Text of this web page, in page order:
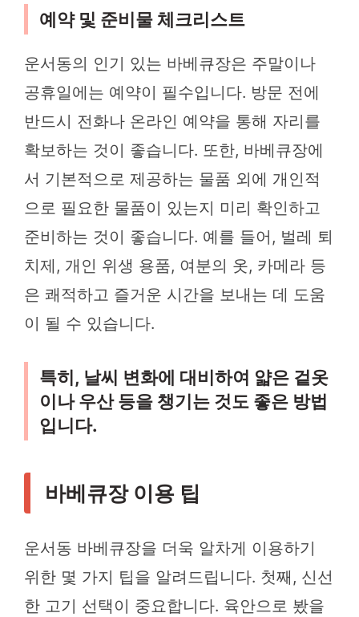
예약 및 준비물 체크리스트
운서동의 인기 있는 바베큐장은 주말이나
공휴일에는 예약이 필수입니다. 방문 전에
반드시 전화나 온라인 예약을 통해 자리를
확보하는 것이 좋습니다. 또한, 바베큐장에
서 기본적으로 제공하는 물품 외에 개인적
으로 필요한 물품이 있는지 미리 확인하고
준비하는 것이 좋습니다. 예를 들어, 벌레 퇴
치제, 개인 위생 용품, 여분의 옷, 카메라 등
은 쾌적하고 즐거운 시간을 보내는 데 도움
이 될 수 있습니다.
특히, 날씨 변화에 대비하여 얇은 겉옷
이나 우산 등을 챙기는 것도 좋은 방법
입니다.
바베큐장 이용 팁
운서동 바베큐장을 더욱 알차게 이용하기
위한 몇 가지 팁을 알려드립니다. 첫째, 신선
한 고기 선택이 중요합니다. 육안으로 봤을